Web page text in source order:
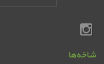
شاخه‌ها